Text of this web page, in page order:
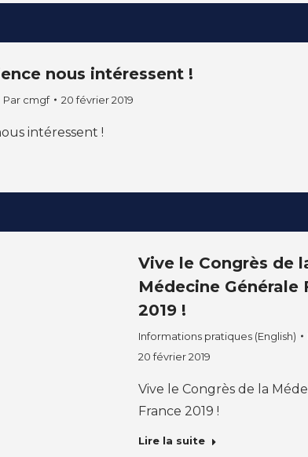
nous intéressent !
Par cmgf 20 février 2019
intéressent !
Vive le Congrès de
Médecine Générale
2019 !
Informations pratiques (English)
20 février 2019
Vive le Congrès de la
France 2019 !
Lire la suite